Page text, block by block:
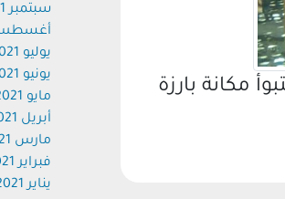
مكانة بارزة
سبتمبر 2021
أغسطس 2021
يوليو 2021
يونيو 2021
مايو 2021
أبريل 2021
مارس 2021
فبراير 2021
يناير 2021